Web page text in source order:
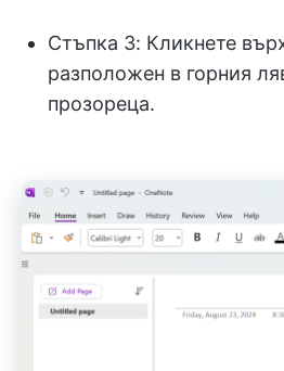
Стъпка 3: Кликнете
разположен в горния
прозореца.